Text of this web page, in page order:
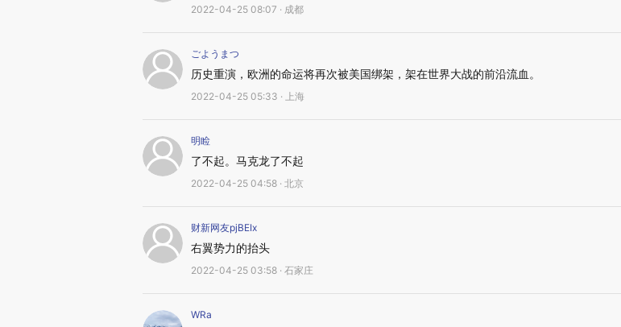
2022-04-25 08:07 · 成都
ごようまつ
历史重演，欧洲的命运将再次被美国绑架，架在世界大战的前沿流血。
2022-04-25 05:33 · 上海
明睑
了不起。马克龙了不起
2022-04-25 04:58 · 北京
财新网友pjBEIx
右翼势力的抬头
2022-04-25 03:58 · 石家庄
WRa